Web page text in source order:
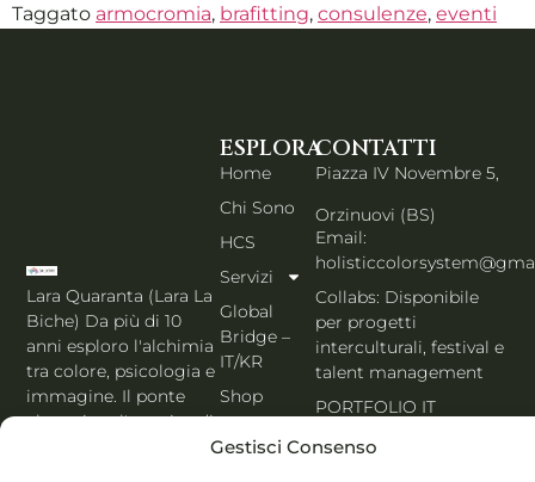
Gestisci Consenso
Taggato armocromia, brafitting, consulenze, eventi
Lara Quaranta (Lara La
Biche) Da più di 10
anni esploro l'alchimia
tra colore, psicologia e
immagine. Il ponte
che unisce l'estetica di
ESPLORA
Home
Chi Sono
HCS
Servizi
Global
Bridge –
IT/KR
Shop
CONTATTI
Piazza IV Novembre 5,
Orzinuovi (BS)
Email:
Collabs: Disponibile
per progetti
interculturali, festival e
talent management
PORTFOLIO IT